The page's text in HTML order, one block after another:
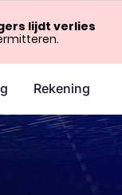
Rekening
lijdt verlies